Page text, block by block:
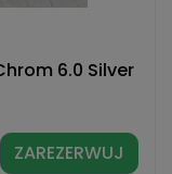
6.0 Silver
ZAREZERWUJ